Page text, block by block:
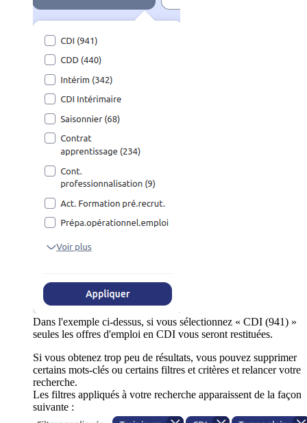
Dans l'exemple ci-dessus, si vous sélectionnez « CDI (941) »
seules les offres d'emploi en CDI vous seront restituées.
Si vous obtenez trop peu de résultats, vous pouvez supprimer
certains mots-clés ou certains filtres et critères et relancer votre
recherche.
Les filtres appliqués à votre recherche apparaissent de la façon
suivante :